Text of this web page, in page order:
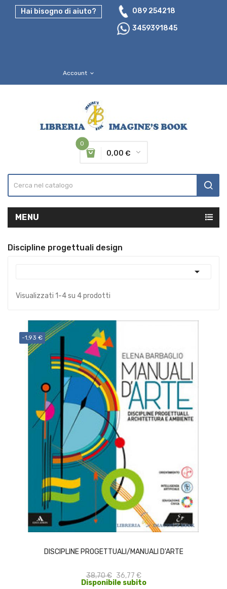
Hai bisogno di aiuto?
089 254218
3459391845
Account expand_more
0
0,00 €
MENU
Discipline progettuali design

Visualizzati 1-4 su 4 prodotti
-1,93 €
DISCIPLINE PROGETTUALI/MANUALI D'ARTE
38,70 € 36,77 €
Disponibile subito
ACQUISTA